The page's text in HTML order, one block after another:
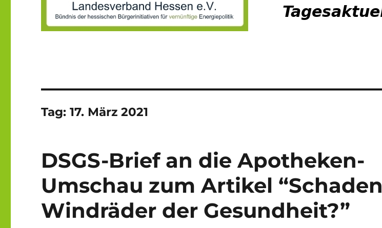
Tag:17. März 2021
DSGS-Brief an die Apotheken-
Umschau zum Artikel “Schaden
Windräder der Gesundheit?”